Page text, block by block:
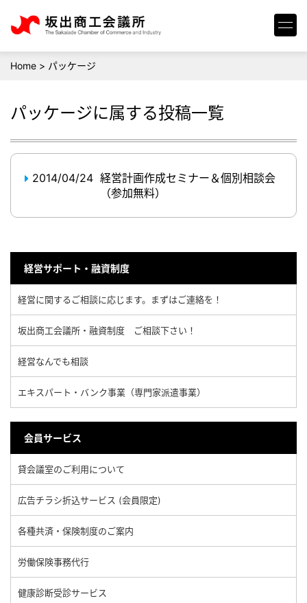
Home > パッケージ
パッケージに属する投稿一覧
2014/04/24 経営計画作成セミナー＆個別相談会
（参加無料）
経営サポート・融資制度
経営に関するご相談に応じます。まずはご連絡を！
坂出商工会議所・融資制度 ご相談下さい！
経営なんでも相談
エキスパート・バンク事業（専門家派遣事業）
会員サービス
貸会議室のご利用について
広告チラシ折込サービス (会員限定)
各種共済・保険制度のご案内
労働保険事務代行
健康診断受診サービス